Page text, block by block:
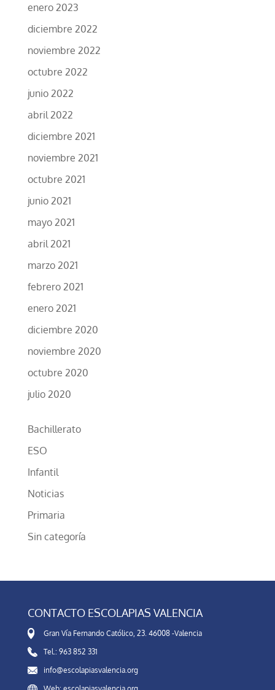
enero 2023
diciembre 2022
noviembre 2022
octubre 2022
junio 2022
abril 2022
diciembre 2021
noviembre 2021
octubre 2021
junio 2021
mayo 2021
abril 2021
marzo 2021
febrero 2021
enero 2021
diciembre 2020
noviembre 2020
octubre 2020
julio 2020
Bachillerato
ESO
Infantil
Noticias
Primaria
Sin categoría
CONTACTO ESCOLAPIAS VALENCIA
Gran Vía Fernando Católico, 23. 46008 -Valencia
Tel.: 963 852 331
info@escolapiasvalencia.org